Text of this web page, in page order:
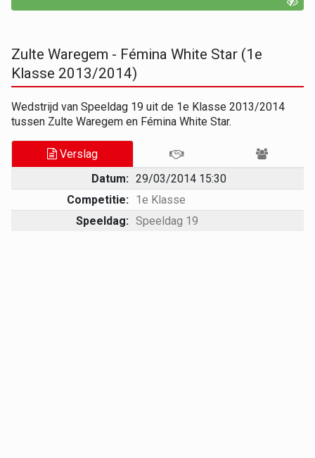
Zulte Waregem - Fémina White Star (1e
Klasse 2013/2014)
Wedstrijd van Speeldag 19 uit de 1e Klasse 2013/2014
tussen Zulte Waregem en Fémina White Star.
Verslag
Datum: 29/03/2014 15:30
Competitie: 1e Klasse
Speeldag: Speeldag 19